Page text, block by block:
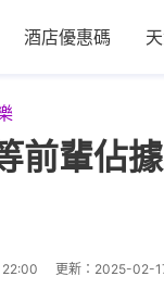
酒店優惠碼
前輩佔
更新： 2025-02-